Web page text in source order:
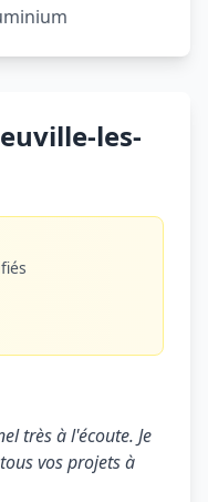
les-
très à l'écoute. Je
vos projets à